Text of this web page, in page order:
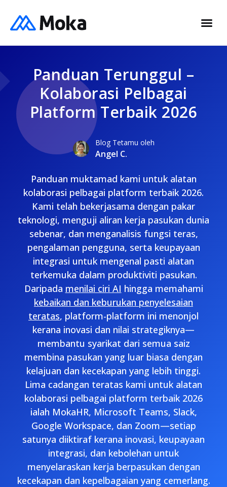
Panduan Terunggul –
Kolaborasi Pelbagai
Platform Terbaik 2026
Blog Tetamu oleh
Angel C.
Panduan muktamad kami untuk alatan
kolaborasi pelbagai platform terbaik 2026.
Kami telah bekerjasama dengan pakar
teknologi, menguji aliran kerja pasukan dunia
sebenar, dan menganalisis fungsi teras,
pengalaman pengguna, serta keupayaan
integrasi untuk mengenal pasti alatan
terkemuka dalam produktiviti pasukan.
Daripada menilai ciri AI hingga memahami
kebaikan dan keburukan penyelesaian
teratas, platform-platform ini menonjol
kerana inovasi dan nilai strategiknya—
membantu syarikat dari semua saiz
membina pasukan yang luar biasa dengan
kelajuan dan kecekapan yang lebih tinggi.
Lima cadangan teratas kami untuk alatan
kolaborasi pelbagai platform terbaik 2026
ialah MokaHR, Microsoft Teams, Slack,
Google Workspace, dan Zoom—setiap
satunya diiktiraf kerana inovasi, keupayaan
integrasi, dan kebolehan untuk
menyelaraskan kerja berpasukan dengan
kecekapan dan kepelbagaian yang cemerlang.